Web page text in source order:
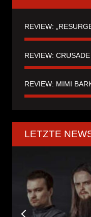
REVIEW:
REVIEW: MIMI
LETZTE